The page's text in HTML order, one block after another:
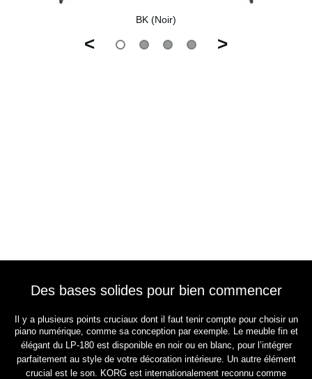
BK (Noir)
< >
Des bases solides pour bien commencer
Il y a plusieurs points cruciaux dont il faut tenir compte pour choisir un
piano numérique, comme sa conception par exemple. Le meuble fin et
élégant du LP-180 est disponible en noir ou en blanc, pour l’intégrer
parfaitement au style de votre décoration intérieure. Un autre élément
crucial est le son. KORG est internationalement reconnu comme